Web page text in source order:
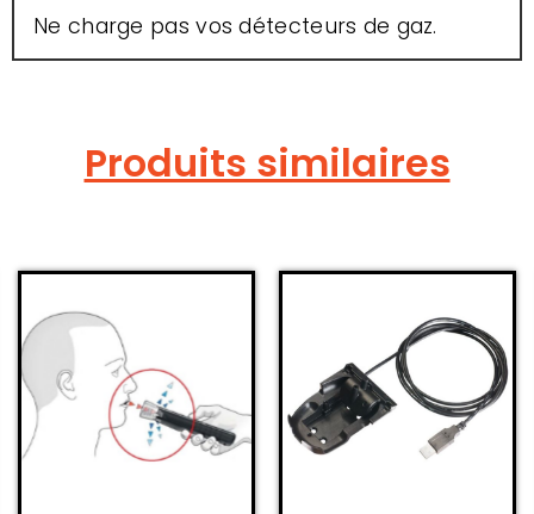
Ne charge pas vos détecteurs de gaz.
Produits similaires